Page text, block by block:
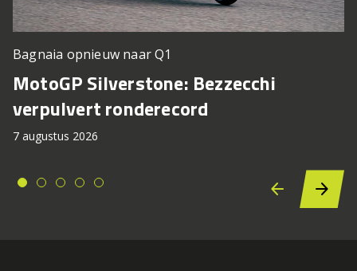
Bagnaia opnieuw naar Q1
MotoGP Silverstone: Bezzecchi
verpulvert ronderecord
7 augustus 2026